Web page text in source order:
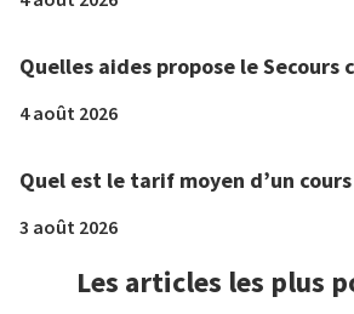
Quelles aides propose le Secours
4 août 2026
Quel est le tarif moyen d’un
3 août 2026
Les articles les plus